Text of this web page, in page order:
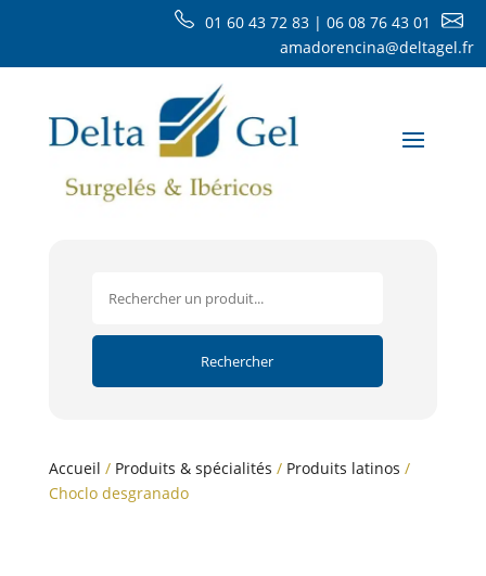
01 60 43 72 83 | 06 08 76 43 01
amadorencina@deltagel.fr
Accueil / Produits & spécialités / Produits latinos /
Choclo desgranado